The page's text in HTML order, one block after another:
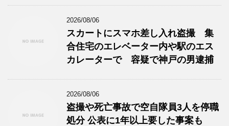
2026/08/06
スカートにスマホ差し入れ盗撮 集
合住宅のエレベーター内や駅のエス
カレーターで 容疑で神戸の男逮捕
2026/08/06
盗撮や死亡事故で空自隊員3人を停職
処分 公表に1年以上要した事案も